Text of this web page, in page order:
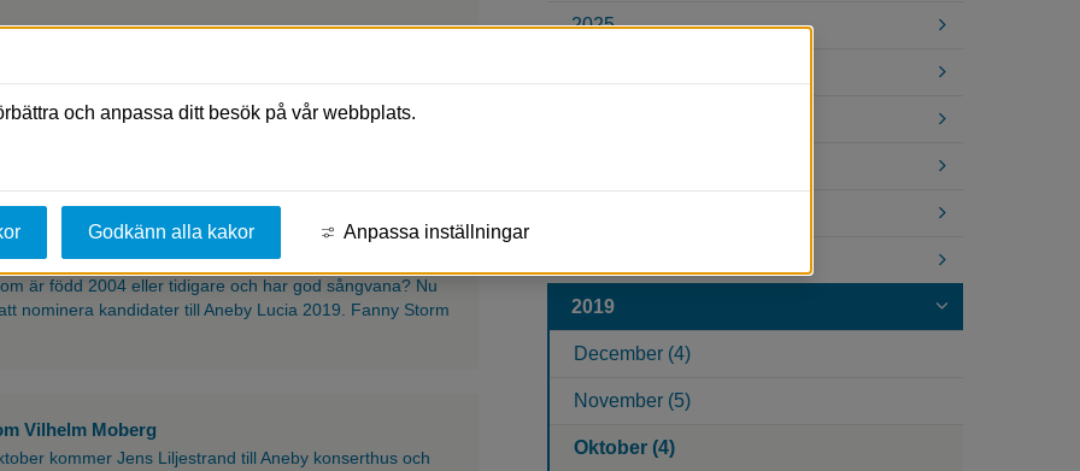
att pågå under cirka två veckor.
är född 2004 eller tidigare och har god sångvana? Nu
nominera kandidater till Aneby Lucia 2019. Fanny Storm
Vilhelm Moberg
kommer Jens Liljestrand till Aneby konserthus och
2025
2019
December (4)
November (5)
Oktober (4)
och anpassa ditt besök på vår webbplats.
Godkänn alla kakor Anpassa inställningar